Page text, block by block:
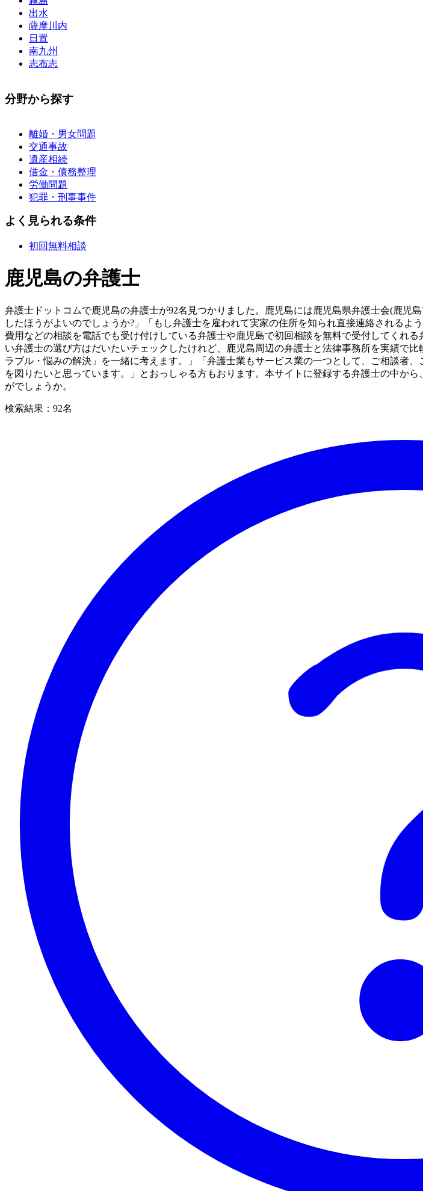
出水
薩摩川内
日置
南九州
志布志
分野から探す
離婚・男女問題
交通事故
遺産相続
借金・債務整理
労働問題
犯罪・刑事事件
インターネット問題
債権回収
詐欺被害・消費者被害
税務訴訟・行政事件
よく見られる条件
初回無料相談
鹿児島の弁護士
弁護士ドットコムで鹿児島の弁護士が92名見つかりました。鹿児島には鹿児島県弁護士会(鹿
したほうがよいのでしょうか?」「もし弁護士を雇われて実家の住所を知られ直接連絡される
費用などの相談を電話でも受け付けしている弁護士や鹿児島で初回相談を無料で受付してくれ
い弁護士の選び方はだいたいチェックしたけれど、鹿児島周辺の弁護士と法律事務所を実績で
ラブル・悩みの解決」を一緒に考えます。」「弁護士業もサービス業の一つとして、ご相談者
を図りたいと思っています。」とおっしゃる方もおります。本サイトに登録する弁護士の中か
がでしょうか。
検索結果： 92名